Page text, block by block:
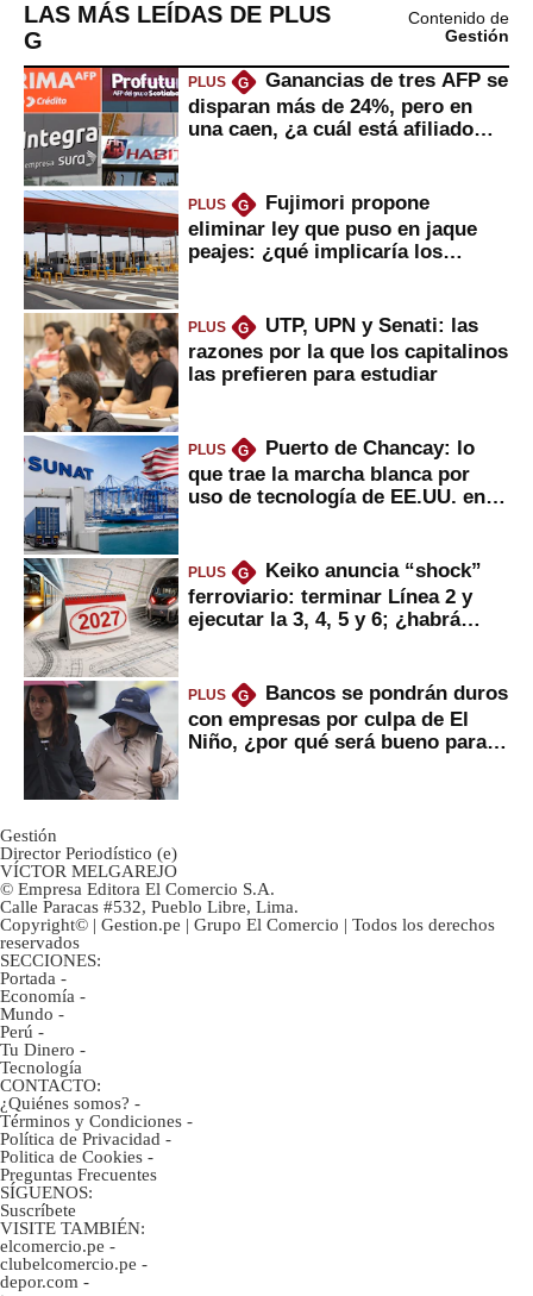
LAS MÁS LEÍDAS DE PLUS
G
Contenido de
Gestión
PLUS G
Ganancias de tres AFP se
disparan más de 24%, pero en
una caen, ¿a cuál está afiliado
PLUS G
Fujimori propone
eliminar ley que puso en jaque
peajes: ¿qué implicaría los
PLUS G
UTP, UPN y Senati: las
razones por la que los capitalinos
las prefieren para estudiar
PLUS G
Puerto de Chancay: lo
que trae la marcha blanca por
uso de tecnología de EE.UU. en
PLUS G
Keiko anuncia “shock”
ferroviario: terminar Línea 2 y
ejecutar la 3, 4, 5 y 6; ¿habrá
PLUS G
Bancos se pondrán duros
con empresas por culpa de El
Niño, ¿por qué será bueno para
Gestión
Director Periodístico (e)
VÍCTOR MELGAREJO
© Empresa Editora El Comercio S.A.
Calle Paracas #532, Pueblo Libre, Lima.
Copyright© | Gestion.pe | Grupo El Comercio | Todos los derechos
reservados
SECCIONES:
Portada -
Economía -
Mundo -
Perú -
Tu Dinero -
Tecnología
CONTACTO:
¿Quiénes somos? -
Términos y Condiciones -
Política de Privacidad -
Politica de Cookies -
Preguntas Frecuentes
SÍGUENOS:
Suscríbete
VISITE TAMBIÉN:
elcomercio.pe -
clubelcomercio.pe -
depor.com -